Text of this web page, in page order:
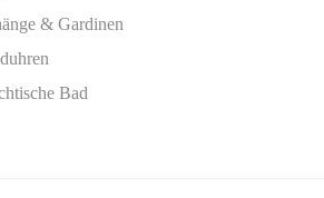
& Gardinen
Bad